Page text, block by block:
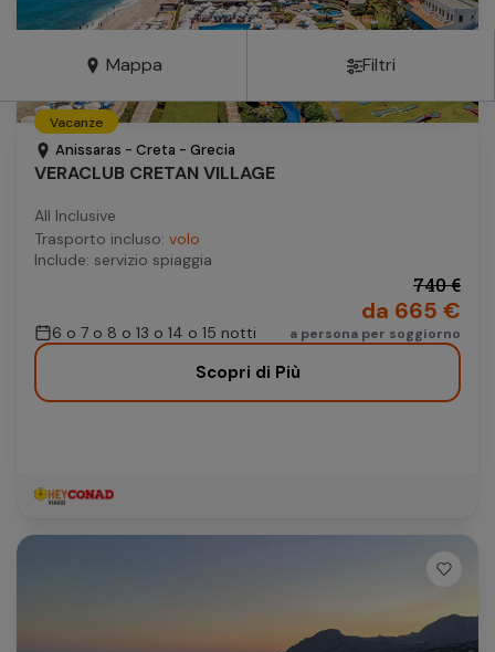
Traghetti
Autonoleggio
Parcheggio
Traghetti
Parcheggio
Mappa Filtri
Vacanze
Anissaras - Creta - Grecia
VERACLUB CRETAN VILLAGE
All Inclusive
Trasporto incluso: volo
Include: servizio spiaggia
6 o 7 o 8 o 13 o 14 o 15 notti
740 €
da 665 €
a persona per soggiorno
Scopri di Più